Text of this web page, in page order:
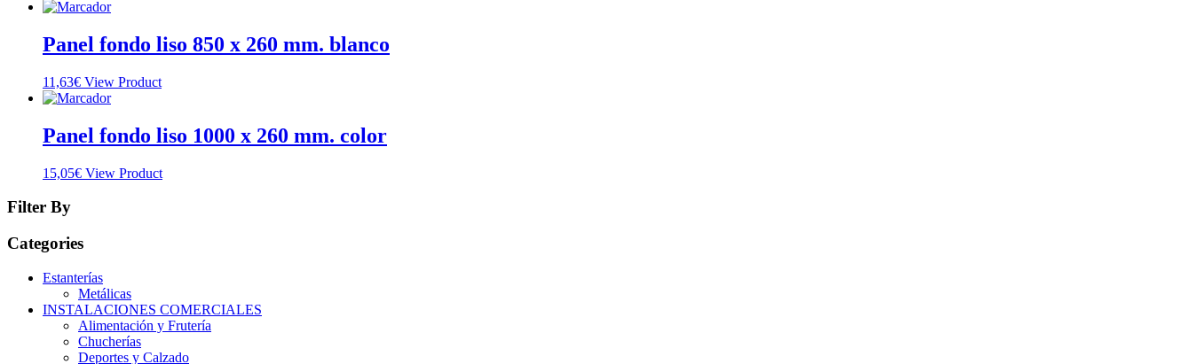
Panel fondo liso 850 x 260 mm. blanco
11,63€ View Product
Panel fondo liso 1000 x 260 mm. color
15,05€ View Product
Filter By
Categories
Estanterías
Metálicas
INSTALACIONES COMERCIALES
Alimentación y Frutería
Chucherías
Deportes y Calzado